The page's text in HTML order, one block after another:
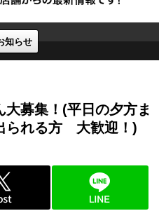
知らせ
募集！(平日の夕方ま
られる方 大歓迎！)